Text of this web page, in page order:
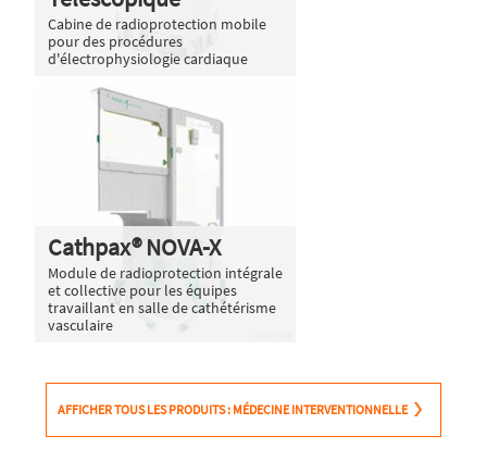
Cabine de radioprotection mobile
pour des procédures
d'électrophysiologie cardiaque
Cathpax® NOVA-X
Module de radioprotection intégrale
et collective pour les équipes
travaillant en salle de cathétérisme
vasculaire
AFFICHER TOUS LES PRODUITS : MÉDECINE INTERVENTIONNELLE